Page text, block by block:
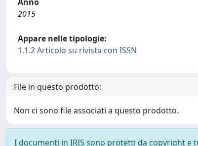
2015
Appare nelle tipologie:
1.1.2 Articolo su rivista con ISSN
File in questo prodotto:
Non ci sono file associati a questo prodotto.
I documenti in IRIS sono protetti da copyright e